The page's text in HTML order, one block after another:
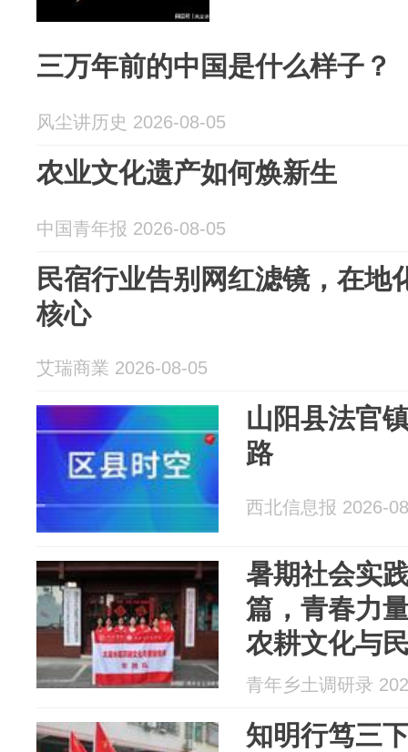
三万年前的中国是什么样子？
风尘讲历史 2026-08-05
农业文化遗产如何焕新生
中国青年报 2026-08-05
民宿行业告别网红滤镜，在地
核心
艾瑞商業 2026-08-05
山阳县法官
路
西北信息报 2026-
暑期社会实
篇，青春力
农耕文化与
军巷开展特
青年乡土调研录
知明行笃三